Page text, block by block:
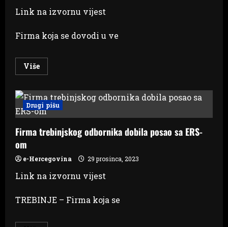
Link na izvornu vijest
Firma koja se dovodi u ve
VišeRead
more
Odbornik
Aleksandar
Bodiroga
–
inženjer
u
Drugi pišu
Firma trebinjskog odbornika dobila posao sa ERS-
om
e-Hercegovina 29 prosinca, 2023
Link na izvornu vijest
TREBINJE – Firma koja se